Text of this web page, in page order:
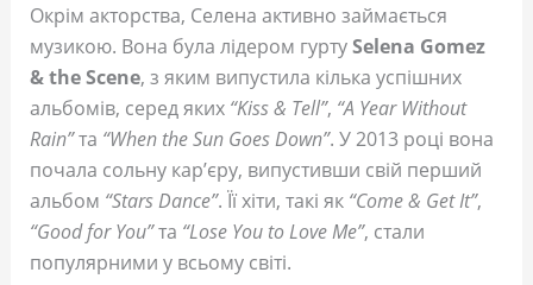
Окрім акторства, Селена активно займається
музикою. Вона була лідером гуртуSelena Gomez
& the Scene, з яким випустила кілька успішних
альбомів, серед яких “Kiss & Tell”, “A Year Without
Rain”та “When the Sun Goes Down”. У 2013 році вона
почала сольну кар’єру, випустивши свій перший
альбом “Stars Dance”. Її хіти, такі як “Come & Get It”,
“Good for You”та “Lose You to Love Me”, стали
популярними у всьому світі.